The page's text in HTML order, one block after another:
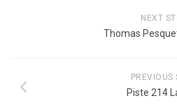
NEXT
Thomas
PREVIOUS
Piste 214